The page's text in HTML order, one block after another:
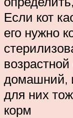
Если кот
его нужно
домашний,
для них
корм